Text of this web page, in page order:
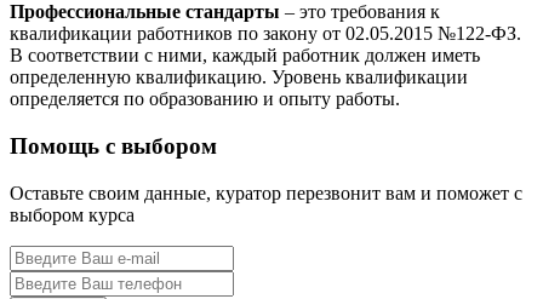
Профессиональные стандарты – это требования к
квалификации работников по закону от 02.05.2015 №122-ФЗ.
В соответствии с ними, каждый работник должен иметь
определенную квалификацию. Уровень квалификации
определяется по образованию и опыту работы.
Помощь с выбором
Оставьте своим данные, куратор перезвонит вам и поможет с
выбором курса